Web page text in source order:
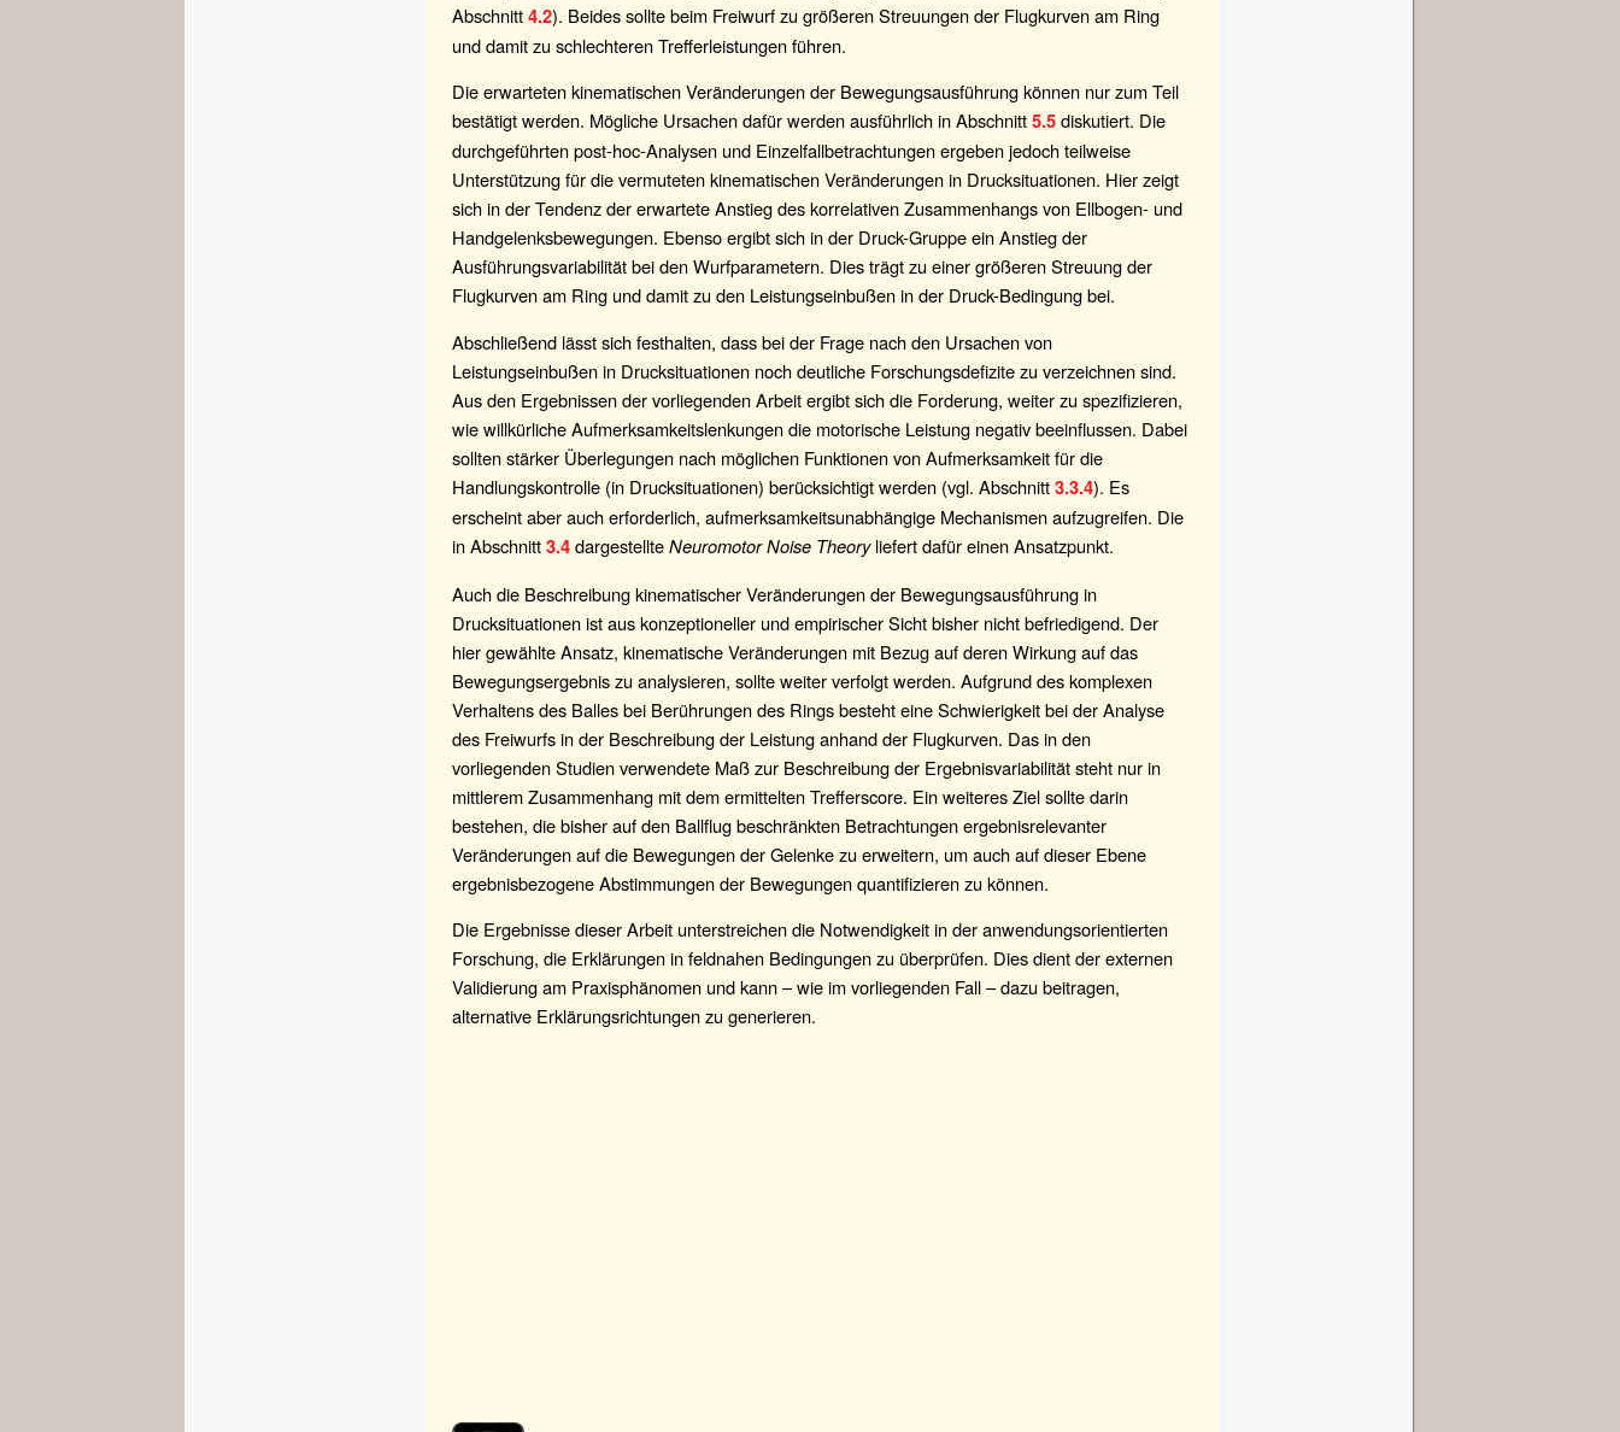
Abschnitt4.2). Beides sollte beim Freiwurf zu größeren Streuungen der Flugkurven am Ring
und damit zu schlechteren Trefferleistungen führen.
Die erwarteten kinematischen Veränderungen der Bewegungsausführung können nur zum Teil
bestätigt werden. Mögliche Ursachen dafür werden ausführlich in Abschnitt5.5diskutiert. Die
durchgeführten post-hoc-Analysen und Einzelfallbetrachtungen ergeben jedoch teilweise
Unterstützung für die vermuteten kinematischen Veränderungen in Drucksituationen. Hier zeigt
sich in der Tendenz der erwartete Anstieg des korrelativen Zusammenhangs von Ellbogen- und
Handgelenksbewegungen. Ebenso ergibt sich in der Druck-Gruppe ein Anstieg der
Ausführungsvariabilität bei den Wurfparametern. Dies trägt zu einer größeren Streuung der
Flugkurven am Ring und damit zu den Leistungseinbußen in der Druck-Bedingung bei.
Abschließend lässt sich festhalten, dass bei der Frage nach den Ursachen von
Leistungseinbußen in Drucksituationen noch deutliche Forschungsdefizite zu verzeichnen sind.
Aus den Ergebnissen der vorliegenden Arbeit ergibt sich die Forderung, weiter zu spezifizieren,
wie willkürliche Aufmerksamkeitslenkungen die motorische Leistung negativ beeinflussen. Dabei
sollten stärker Überlegungen nach möglichen Funktionen von Aufmerksamkeit für die
Handlungskontrolle (in Drucksituationen) berücksichtigt werden (vgl. Abschnitt3.3.4). Es
erscheint aber auch erforderlich, aufmerksamkeitsunabhängige Mechanismen aufzugreifen. Die
in Abschnitt3.4dargestellteNeuromotor Noise Theoryliefert dafür einen Ansatzpunkt.
Auch die Beschreibung kinematischer Veränderungen der Bewegungsausführung in
Drucksituationen ist aus konzeptioneller und empirischer Sicht bisher nicht befriedigend. Der
hier gewählte Ansatz, kinematische Veränderungen mit Bezug auf deren Wirkung auf das
Bewegungsergebnis zu analysieren, sollte weiter verfolgt werden. Aufgrund des komplexen
Verhaltens des Balles bei Berührungen des Rings besteht eine Schwierigkeit bei der Analyse
des Freiwurfs in der Beschreibung der Leistung anhand der Flugkurven. Das in den
vorliegenden Studien verwendete Maß zur Beschreibung der Ergebnisvariabilität steht nur in
mittlerem Zusammenhang mit dem ermittelten Trefferscore. Ein weiteres Ziel sollte darin
bestehen, die bisher auf den Ballflug beschränkten Betrachtungen ergebnisrelevanter
Veränderungen auf die Bewegungen der Gelenke zu erweitern, um auch auf dieser Ebene
ergebnisbezogene Abstimmungen der Bewegungen quantifizieren zu können.
Die Ergebnisse dieser Arbeit unterstreichen die Notwendigkeit in der anwendungsorientierten
Forschung, die Erklärungen in feldnahen Bedingungen zu überprüfen. Dies dient der externen
Validierung am Praxisphänomen und kann – wie im vorliegenden Fall – dazu beitragen,
alternative Erklärungsrichtungen zu generieren.